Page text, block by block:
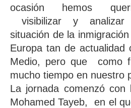
ocasión hemos
visibilizar y
situación de la
Europa tan de
Medio, pero que como
mucho tiempo en nuestro
La jornada comenzó con
Mohamed Tayeb, en el